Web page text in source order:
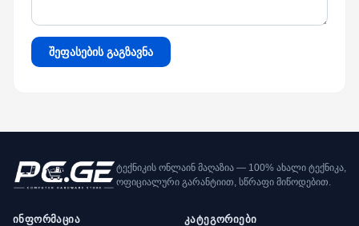
შეფასების გაგზავნა
ტექნიკის ონლაინ მაღაზია — 100% ახალი ტექნიკა,
ოფიციალური გარანტიით, სწრაფი მიწოდებით.
ინფორმაცია კატეგორიები